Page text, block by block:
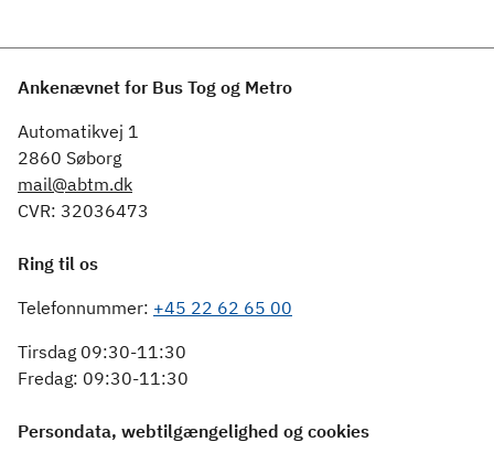
Ankenævnet for Bus Tog og Metro
Automatikvej 1
2860 Søborg
mail@abtm.dk
CVR: 32036473
Ring til os
Telefonnummer: +45 22 62 65 00
Tirsdag 09:30-11:30
Fredag: 09:30-11:30
Persondata, webtilgængelighed og cookies